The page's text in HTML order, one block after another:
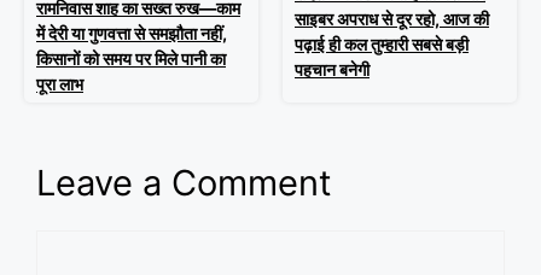
रामनिवास शाह का सख्त रुख—काम
में देरी या गुणवत्ता से समझौता नहीं,
किसानों को समय पर मिले पानी का
पूरा लाभ
साइबर अपराध से दूर रहो, आज की
पढ़ाई ही कल तुम्हारी सबसे बड़ी
पहचान बनेगी
Leave a Comment